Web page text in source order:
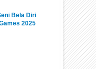
Bela Diri
2025